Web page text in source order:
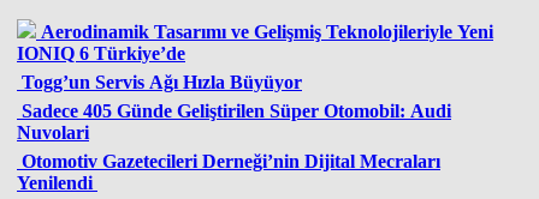
Aerodinamik Tasarımı ve Gelişmiş Teknolojileriyle Yeni
IONIQ 6 Türkiye’de
Togg’un Servis Ağı Hızla Büyüyor
Sadece 405 Günde Geliştirilen Süper Otomobil: Audi
Nuvolari
Otomotiv Gazetecileri Derneği’nin Dijital Mecraları
Yenilendi